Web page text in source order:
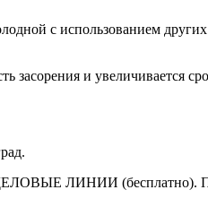
с использованием
засорения и увеличивается
ЛИНИИ (бесплатно).